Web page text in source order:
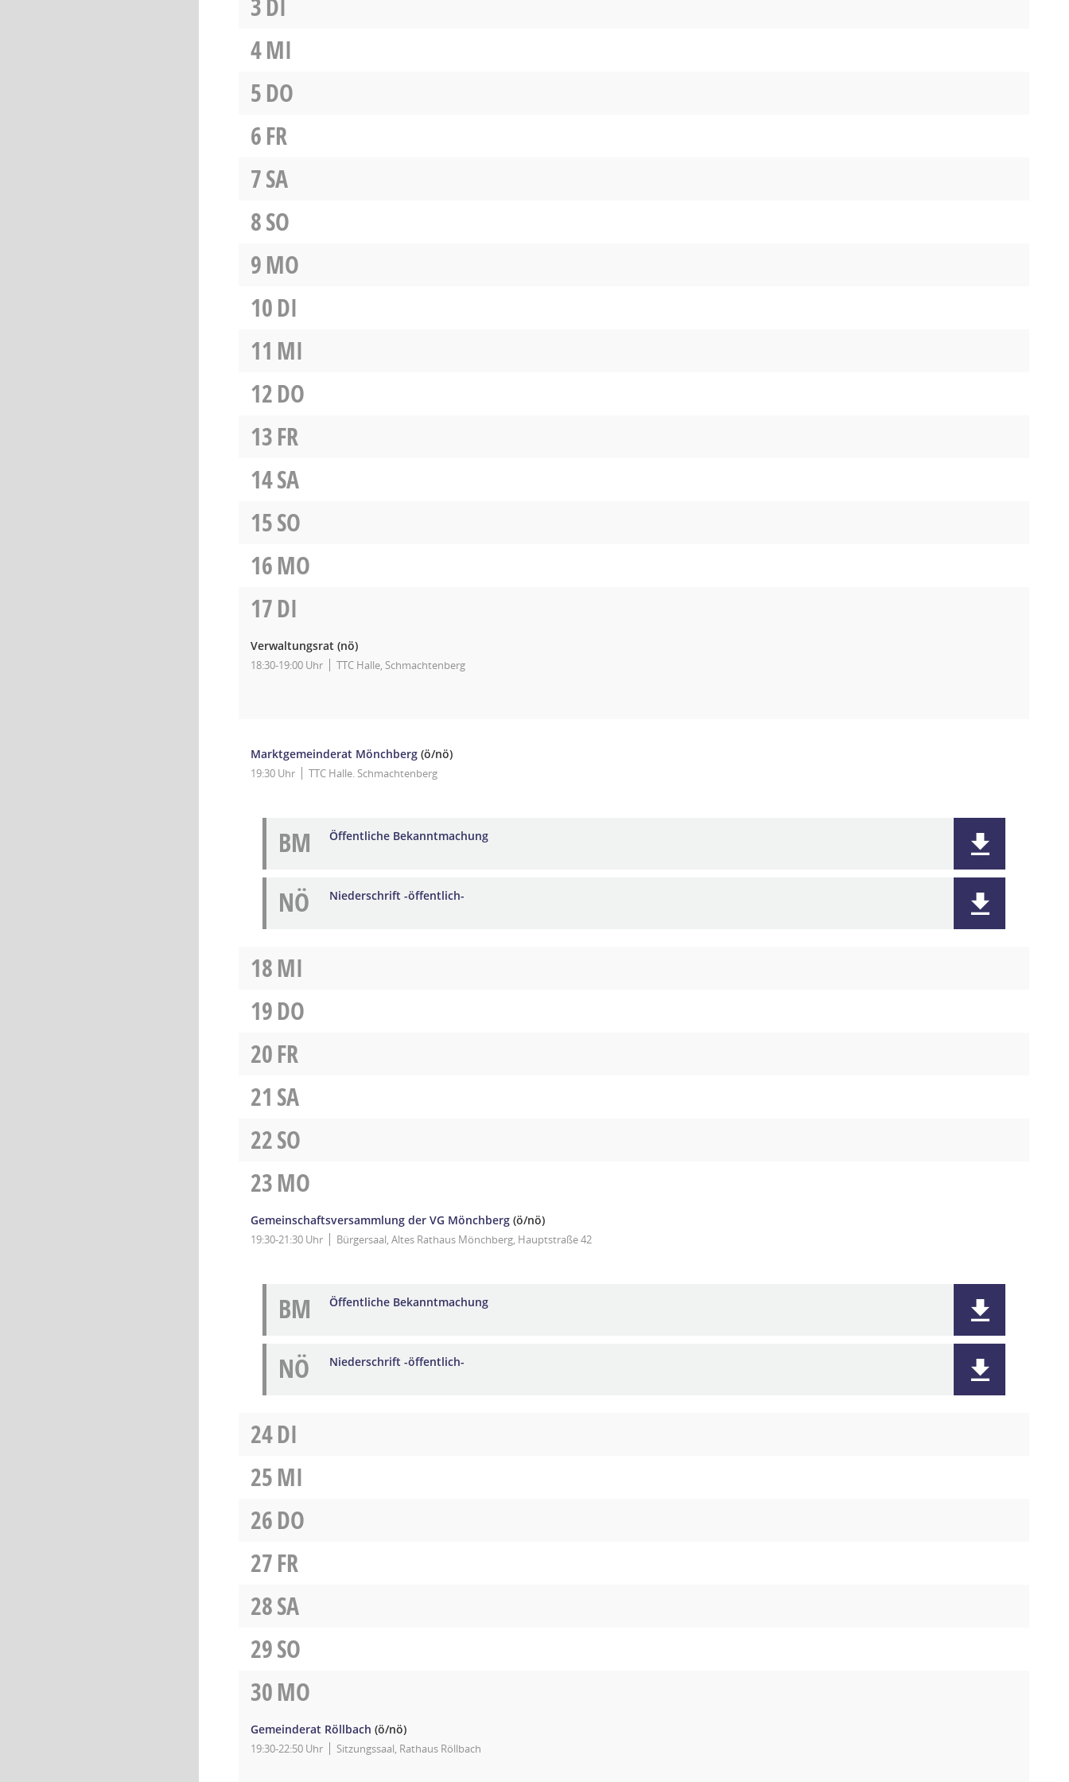
3 DI
4MI
5DO
6FR
7SA
8SO
9MO
10DI
11 MI
12DO
13FR
14SA
15SO
16MO
17DI
Verwaltungsrat (nö)
18:30-19:00 Uhr TTC Halle, Schmachtenberg
Marktgemeinderat Mönchberg (ö/nö)
19:30 Uhr TTC Halle. Schmachtenberg
BM Öffentliche Bekanntmachung
NÖ Niederschrift -öffentlich-
18MI
19DO
20FR
21 SA
22SO
23MO
Gemeinschaftsversammlung der VG Mönchberg (ö/nö)
19:30-21:30 Uhr Bürgersaal, Altes Rathaus Mönchberg, Hauptstraße 42
BM Öffentliche Bekanntmachung
NÖ Niederschrift -öffentlich-
24DI
25MI
26DO
27FR
28SA
29SO
30MO
Gemeinderat Röllbach (ö/nö)
19:30-22:50 Uhr Sitzungssaal, Rathaus Röllbach